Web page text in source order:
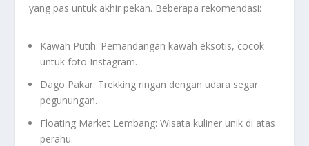
yang pas untuk akhir pekan. Beberapa rekomendasi:
Kawah Putih: Pemandangan kawah eksotis, cocok
untuk foto Instagram.
Dago Pakar: Trekking ringan dengan udara segar
pegunungan.
Floating Market Lembang: Wisata kuliner unik di atas
perahu.